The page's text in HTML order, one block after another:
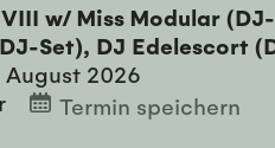
VIII w/ Miss Modular
Set), DJ Edelescort
August 2026
Termin speichern